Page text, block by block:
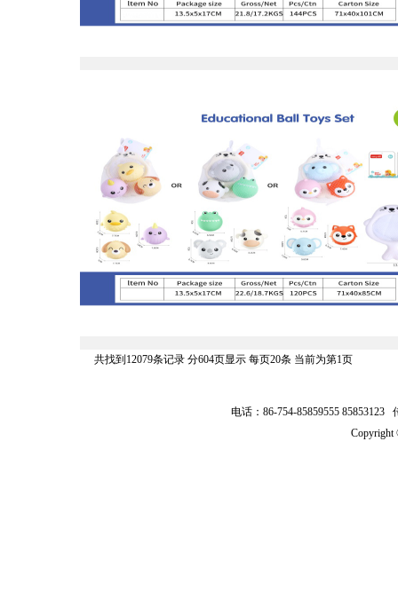
共找到12079条记录 分604页显示 每页20条 当前为第1页
电话：86-754-85859555 85853123
Copyright